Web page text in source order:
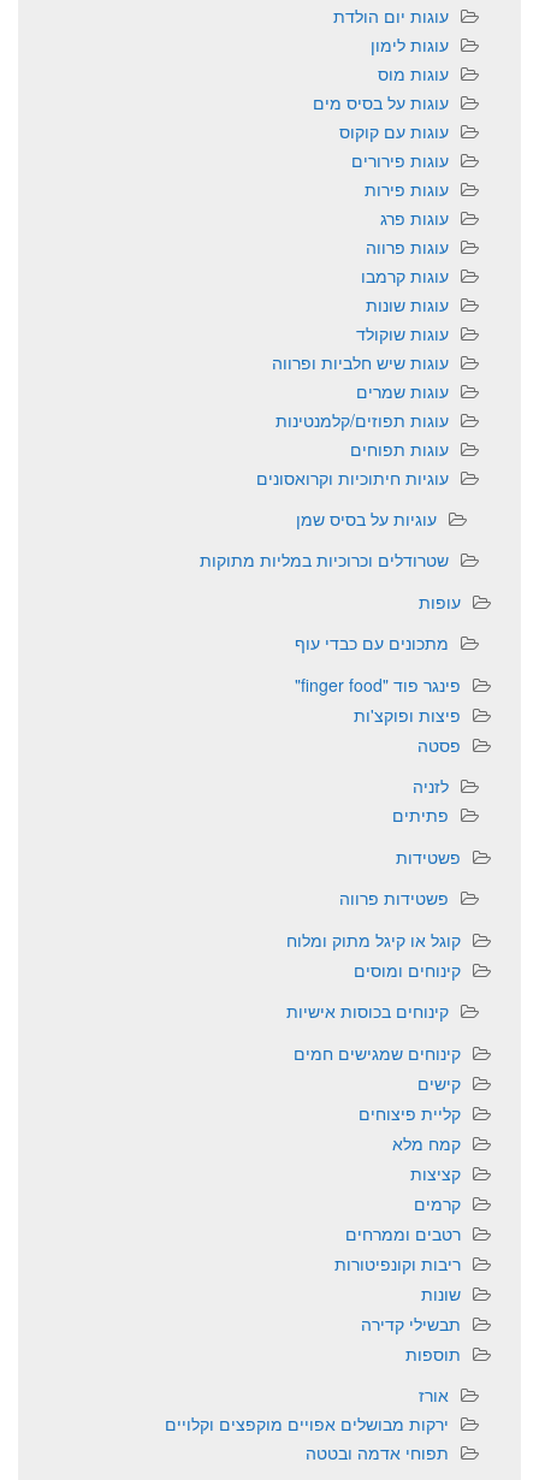
עוגות יום הולדת
עוגות לימון
עוגות מוס
עוגות על בסיס מים
עוגות עם קוקוס
עוגות פירורים
עוגות פירות
עוגות פרג
עוגות פרווה
עוגות קרמבו
עוגות שונות
עוגות שוקולד
עוגות שיש חלביות ופרווה
עוגות שמרים
עוגות תפוזים/קלמנטינות
עוגות תפוחים
עוגיות חיתוכיות וקרואסונים
עוגיות על בסיס שמן
שטרודלים וכרוכיות במליות מתוקות
עופות
מתכונים עם כבדי עוף
פינגר פוד "finger food"
פיצות ופוקצ'ות
פסטה
לזניה
פתיתים
פשטידות
פשטידות פרווה
קוגל או קיגל מתוק ומלוח
קינוחים ומוסים
קינוחים בכוסות אישיות
קינוחים שמגישים חמים
קישים
קליית פיצוחים
קמח מלא
קציצות
קרמים
רטבים וממרחים
ריבות וקונפיטורות
שונות
תבשילי קדירה
תוספות
אורז
ירקות מבושלים אפויים מוקפצים וקלויים
תפוחי אדמה ובטטה